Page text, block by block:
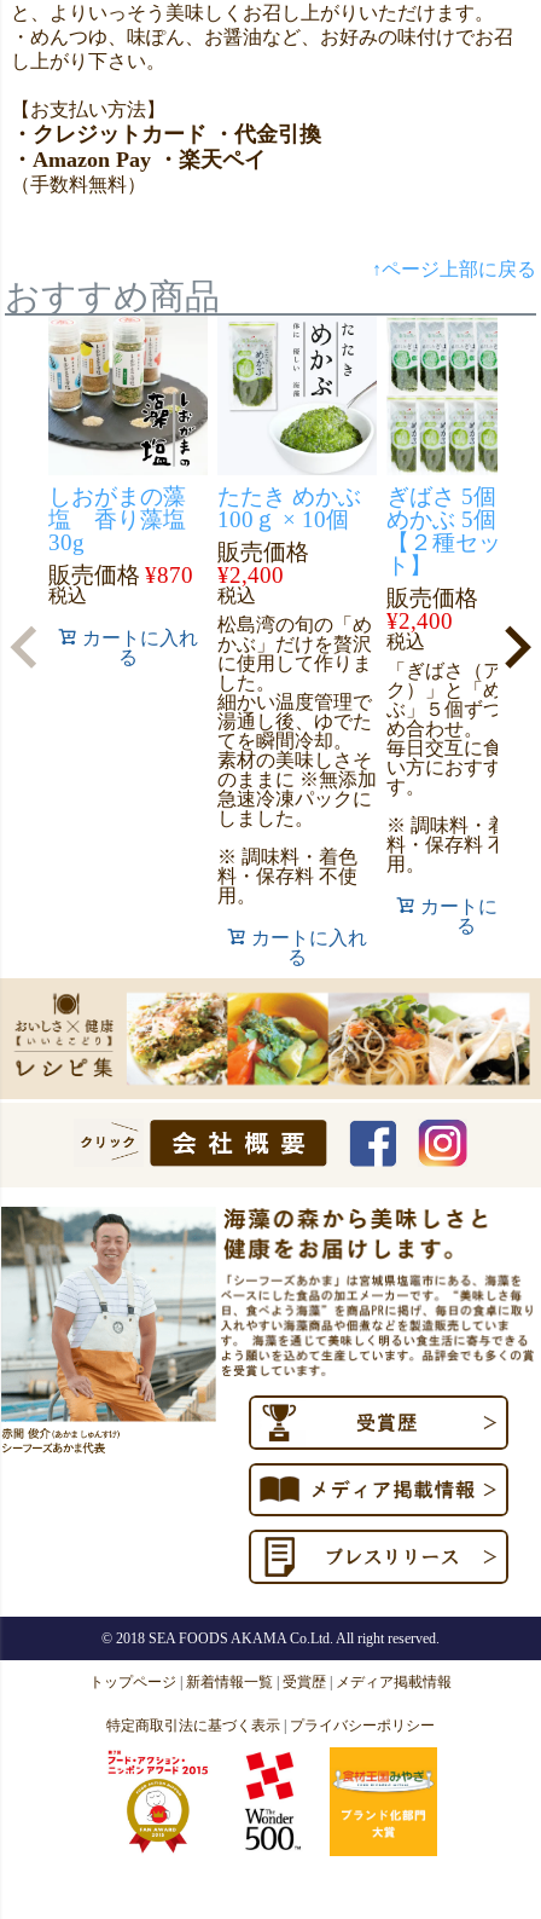
と、よりいっそう美味しくお召し上がりいただけます。
・めんつゆ、味ぽん、お醤油など、お好みの味付けでお召
し上がり下さい。
【お支払い方法】
・クレジットカード ・代金引換
・Amazon Pay ・楽天ペイ
（手数料無料）
↑ページ上部に戻る
おすすめ商品
しおがまの藻
塩 香り藻塩
30g
販売価格 ¥870
税込
カートに入れ
る
たたき めかぶ
100ｇ × 10個
販売価格
¥2,400
税込
松島湾の旬の「め
かぶ」だけを贅沢
に使用して作りま
した。
細かい温度管理で
湯通し後、ゆでた
てを瞬間冷却。
素材の美味しさそ
のままに ※無添加
急速冷凍パックに
しました。
※ 調味料・着色
料・保存料 不使
用。
カートに入れ
る
ぎばさ 5個 ＆
めかぶ 5個
【２種セッ
ト】
販売価格
¥2,400
税込
「ぎばさ（アカモ
ク）」と「めか
ぶ」５個ずつの詰
め合わせ。
毎日交互に食べた
い方におすすめで
す。
※ 調味料・着色
料・保存料 不使
用。
カートに入れ
る
© 2018 SEA FOODS AKAMA Co.Ltd. All right reserved.
トップページ 新着情報一覧 受賞歴 メディア掲載情報
特定商取引法に基づく表示 プライバシーポリシー